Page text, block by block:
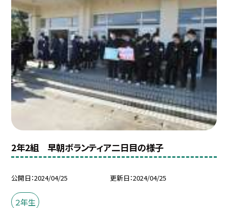
2年2組 早朝ボランティア二日目の様子
公開日 2024/04/25 更新日 2024/04/25
２年生